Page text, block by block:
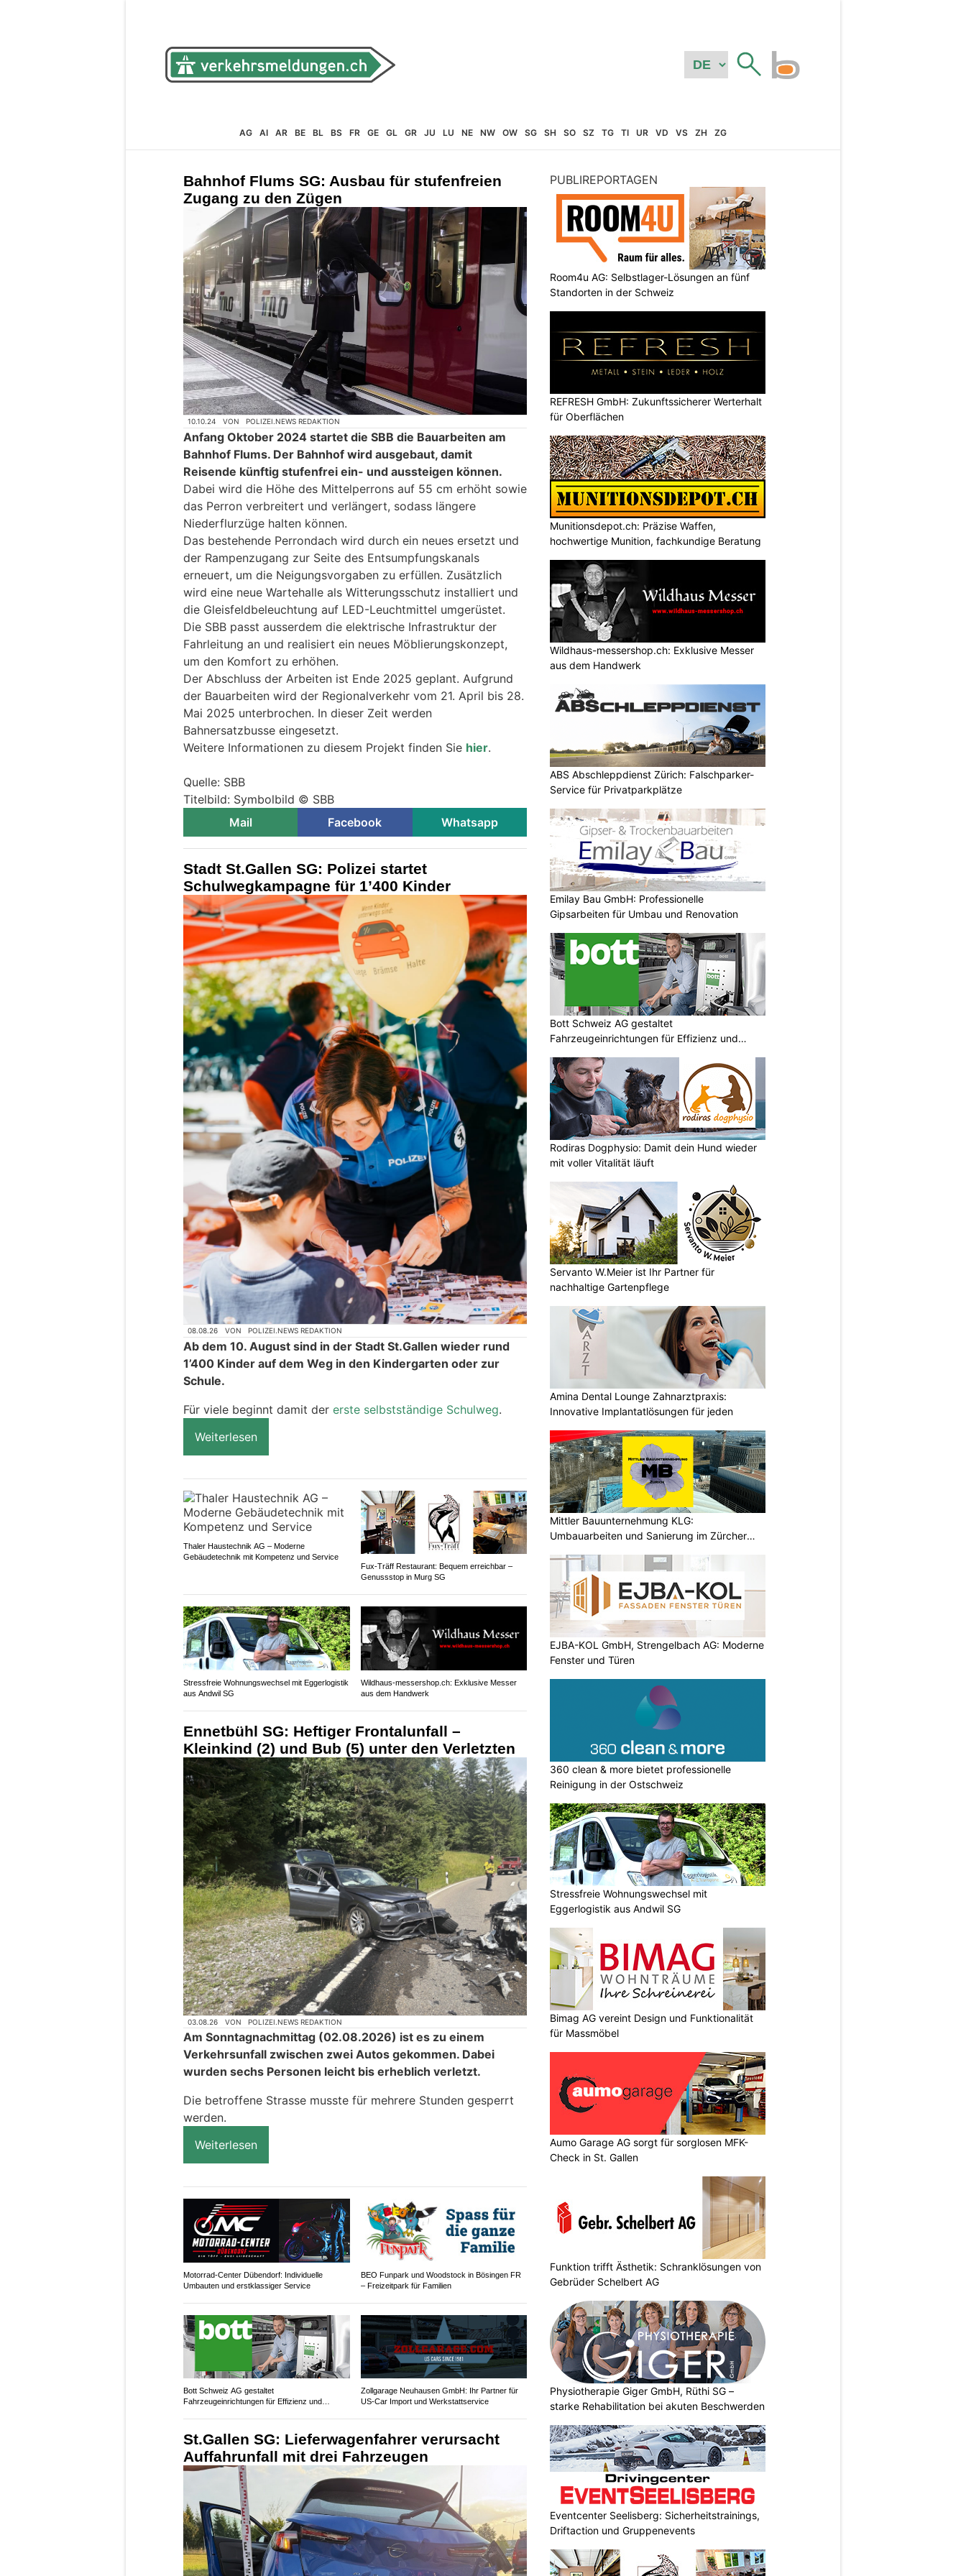
AG AI AR BE BL BS FR GE GL GR JU LU NE NW OW SG SH SO SZ TG TI UR VD VS ZH ZG
Bahnhof Flums SG: Ausbau für stufenfreien
Zugang zu den Zügen
10.10.24 VON POLIZEI.NEWS REDAKTION
Anfang Oktober 2024 startet die SBB die Bauarbeiten am
Bahnhof Flums. Der Bahnhof wird ausgebaut, damit
Reisende künftig stufenfrei ein- und aussteigen können.
Dabei wird die Höhe des Mittelperrons auf 55 cm erhöht sowie
das Perron verbreitert und verlängert, sodass längere
Niederflurzüge halten können.
Das bestehende Perrondach wird durch ein neues ersetzt und
der Rampenzugang zur Seite des Entsumpfungskanals
erneuert, um die Neigungsvorgaben zu erfüllen. Zusätzlich
wird eine neue Wartehalle als Witterungsschutz installiert und
die Gleisfeldbeleuchtung auf LED-Leuchtmittel umgerüstet.
Die SBB passt ausserdem die elektrische Infrastruktur der
Fahrleitung an und realisiert ein neues Möblierungskonzept,
um den Komfort zu erhöhen.
Der Abschluss der Arbeiten ist Ende 2025 geplant. Aufgrund
der Bauarbeiten wird der Regionalverkehr vom 21. April bis 28.
Mai 2025 unterbrochen. In dieser Zeit werden
Bahnersatzbusse eingesetzt.
Weitere Informationen zu diesem Projekt finden Sie hier.
Quelle: SBB
Titelbild: Symbolbild © SBB
Mail
Facebook Whatsapp
Stadt St.Gallen SG: Polizei startet
Schulwegkampagne für 1’400 Kinder
08.08.26 VON POLIZEI.NEWS REDAKTION
Ab dem 10. August sind in der Stadt St.Gallen wieder rund
1’400 Kinder auf dem Weg in den Kindergarten oder zur
Schule.
Für viele beginnt damit der erste selbstständige Schulweg.
Weiterlesen
Thaler Haustechnik AG – Moderne
Gebäudetechnik mit Kompetenz und Service
Fux-Träff Restaurant: Bequem erreichbar –
Genussstop in Murg SG
Stressfreie Wohnungswechsel mit Eggerlogistik
aus Andwil SG
Wildhaus-messershop.ch: Exklusive Messer
aus dem Handwerk
Ennetbühl SG: Heftiger Frontalunfall –
Kleinkind (2) und Bub (5) unter den Verletzten
03.08.26 VON POLIZEI.NEWS REDAKTION
Am Sonntagnachmittag (02.08.2026) ist es zu einem
Verkehrsunfall zwischen zwei Autos gekommen. Dabei
wurden sechs Personen leicht bis erheblich verletzt.
Die betroffene Strasse musste für mehrere Stunden gesperrt
werden.
Weiterlesen
Motorrad-Center Dübendorf: Individuelle
Umbauten und erstklassiger Service
BEO Funpark und Woodstock in Bösingen FR
– Freizeitpark für Familien
Bott Schweiz AG gestaltet
Fahrzeugeinrichtungen für Effizienz und
Zollgarage Neuhausen GmbH: Ihr Partner für
US-Car Import und Werkstattservice
St.Gallen SG: Lieferwagenfahrer verursacht
Auffahrunfall mit drei Fahrzeugen
PUBLIREPORTAGEN
Room4u AG: Selbstlager-Lösungen an fünf
Standorten in der Schweiz
REFRESH GmbH: Zukunftssicherer Werterhalt
für Oberflächen
Munitionsdepot.ch: Präzise Waffen,
hochwertige Munition, fachkundige Beratung
Wildhaus-messershop.ch: Exklusive Messer
aus dem Handwerk
ABS Abschleppdienst Zürich: Falschparker-
Service für Privatparkplätze
Emilay Bau GmbH: Professionelle
Gipsarbeiten für Umbau und Renovation
Bott Schweiz AG gestaltet
Fahrzeugeinrichtungen für Effizienz und
Rodiras Dogphysio: Damit dein Hund wieder
mit voller Vitalität läuft
Servanto W.Meier ist Ihr Partner für
nachhaltige Gartenpflege
Amina Dental Lounge Zahnarztpraxis:
Innovative Implantatlösungen für jeden
Mittler Bauunternehmung KLG:
Umbauarbeiten und Sanierung im Zürcher
EJBA-KOL GmbH, Strengelbach AG: Moderne
Fenster und Türen
360 clean & more bietet professionelle
Reinigung in der Ostschweiz
Stressfreie Wohnungswechsel mit
Eggerlogistik aus Andwil SG
Bimag AG vereint Design und Funktionalität
für Massmöbel
Aumo Garage AG sorgt für sorglosen MFK-
Check in St. Gallen
Funktion trifft Ästhetik: Schranklösungen von
Gebrüder Schelbert AG
Physiotherapie Giger GmbH, Rüthi SG –
starke Rehabilitation bei akuten Beschwerden
Eventcenter Seelisberg: Sicherheitstrainings,
Driftaction und Gruppenevents